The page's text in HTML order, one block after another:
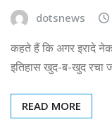
dotsnews
कहते हैं कि अगर इरादे
इतिहास खुद-ब-खुद रचा
READ MORE